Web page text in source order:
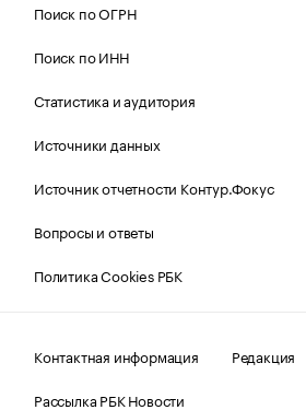
Поиск по ОГРН
Поиск по ИНН
Статистика и аудитория
Источники данных
Источник отчетности Контур.Фокус
Вопросы и ответы
Политика Cookies РБК
Контактная информация
Редакция
Рассылка РБК Новости